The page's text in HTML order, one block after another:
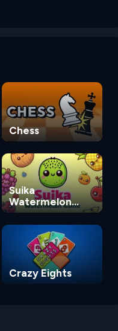
Chess
Suika
Watermelon
Game
Crazy Eights